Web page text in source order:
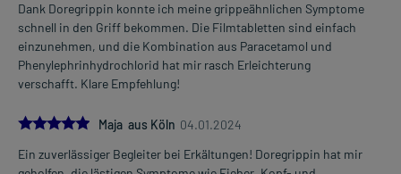
Art der Anwendung?
Nehmen Sie das Arzneimittel mit Flüssigkeit (z.B. 1 Glas Wasser)
ein.
Dauer der Anwendung?
anwenden. Bei länger anhaltenden oder regelmäßig
wiederkehrenden Beschwerden sollten Sie Ihren Arzt aufsuchen.
Dank Doregrippin konnte ich meine grippeähnlichen Symptome
schnell in den Griff bekommen. Die Filmtabletten sind einfach
einzunehmen, und die Kombination aus Paracetamol und
Phenylephrinhydrochlorid hat mir rasch Erleichterung
verschafft. Klare Empfehlung!
5.0
Maja aus Köln 04.01.2024
Ein zuverlässiger Begleiter bei Erkältungen! Doregrippin hat mir